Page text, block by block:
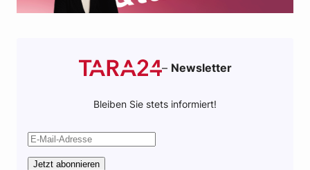
– Newsletter
Bleiben Sie stets informiert!
Jetzt abonnieren